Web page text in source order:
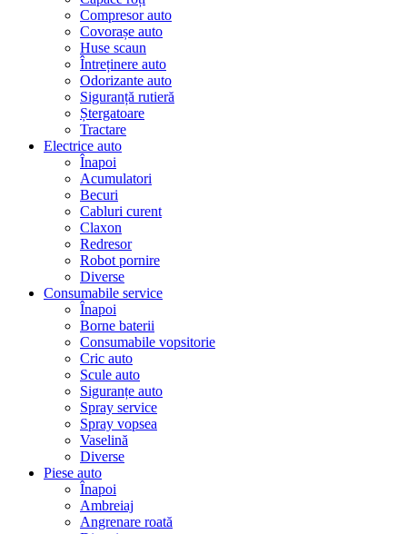
Compresor auto
Covorașe auto
Huse scaun
Întreținere auto
Odorizante auto
Siguranță rutieră
Ștergatoare
Tractare
Electrice auto
Înapoi
Acumulatori
Becuri
Cabluri curent
Claxon
Redresor
Robot pornire
Diverse
Consumabile service
Înapoi
Borne baterii
Consumabile vopsitorie
Cric auto
Scule auto
Siguranțe auto
Spray service
Spray vopsea
Vaselină
Diverse
Piese auto
Înapoi
Ambreiaj
Angrenare roată